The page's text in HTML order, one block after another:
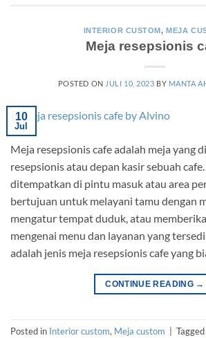
INTERIOR CUSTOM,MEJA
Meja resepsionis
POSTED ON JULI 10, 2023 BY MANTA
10
Jul
Meja resepsionis cafe adalah meja yang
resepsionis atau depan kasir sebuah
ditempatkan di pintu masuk atau area
bertujuan untuk melayani tamu dengan
mengatur tempat duduk, atau
mengenai menu dan layanan yang
adalah jenis meja resepsionis cafe yang
CONTINUE READING →
Posted in Interior custom, Meja custom Tagged